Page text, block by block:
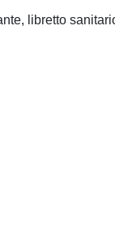
libretto